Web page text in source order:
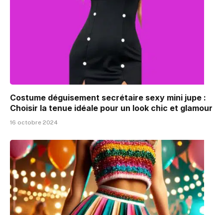
Costume déguisement secrétaire sexy mini jupe :
Choisir la tenue idéale pour un look chic et glamour
16 octobre 2024